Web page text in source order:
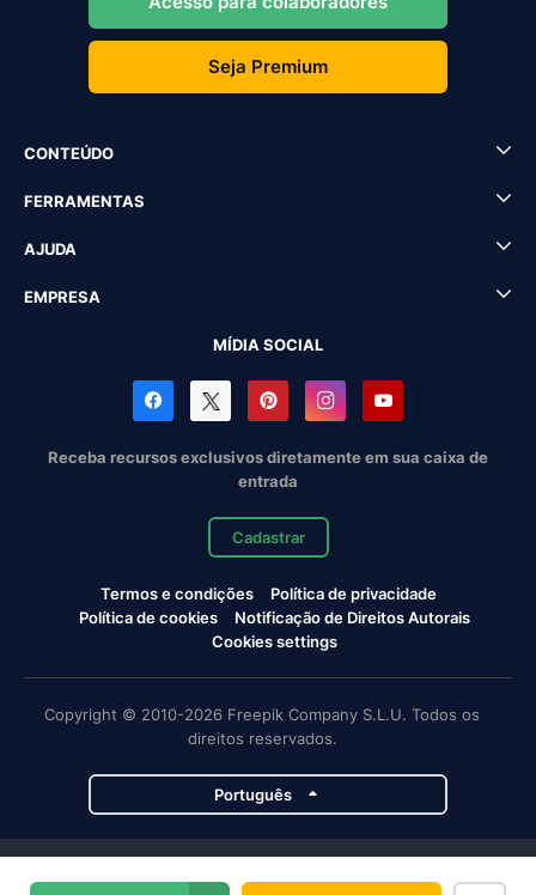
Seja Premium
CONTEÚDO
FERRAMENTAS
AJUDA
EMPRESA
MÍDIA SOCIAL
Receba recursos exclusivos diretamente em sua caixa de
entrada
Cadastrar
Termos e condições
Política de privacidade
Política de cookies
Notificação de Direitos Autorais
Cookies settings
Copyright © 2010-2026 Freepik Company S.L.U. Todos os
direitos reservados.
Português